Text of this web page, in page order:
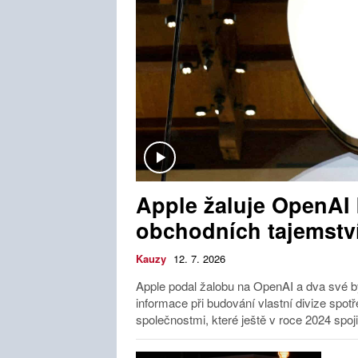
Apple žaluje
obchodních
Kauzy 12. 7. 2026
Apple podal žalobu na OpenAI a dva své
informace při budování vlastní divize
společnostmi, které ještě v roce 2024